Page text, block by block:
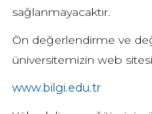
sağlanmayacaktır.
Ön değerlendirme ve
üniversitemizin web
www.bilgi.edu.tr